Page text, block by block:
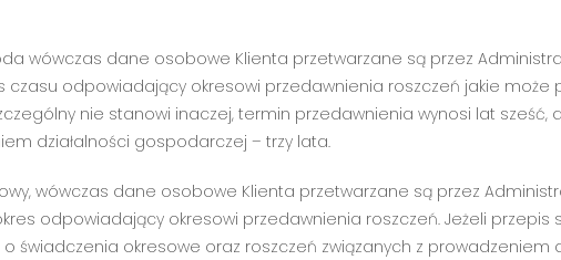
wówczas dane osobowe Klienta przetwarzane są przez
czasu odpowiadający okresowi przedawnienia roszczeń jakie może
nie stanowi inaczej, termin przedawnienia wynosi lat sześć,
działalności gospodarczej – trzy lata.
wówczas dane osobowe Klienta przetwarzane są przez
odpowiadający okresowi przedawnienia roszczeń. Jeżeli przepis
okresowe oraz roszczeń związanych z prowadzeniem